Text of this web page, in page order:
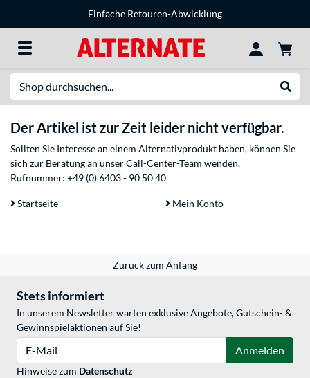
Einfache Retouren-Abwicklung
Der Artikel ist zur Zeit leider nicht verfügbar.
Sollten Sie Interesse an einem Alternativprodukt haben, können Sie
sich zur Beratung an unser Call-Center-Team wenden.
Rufnummer: +49 (0) 6403 - 90 50 40
Startseite Mein Konto
Zurück zum Anfang
Stets informiert
In unserem Newsletter warten exklusive Angebote, Gutschein- &
Gewinnspielaktionen auf Sie!
Anmelden
Hinweise zum Datenschutz